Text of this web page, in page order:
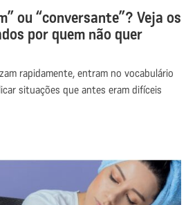
ou “conversante”? Veja os
por quem não quer
rapidamente, entram no vocabulário
situações que antes eram difíceis